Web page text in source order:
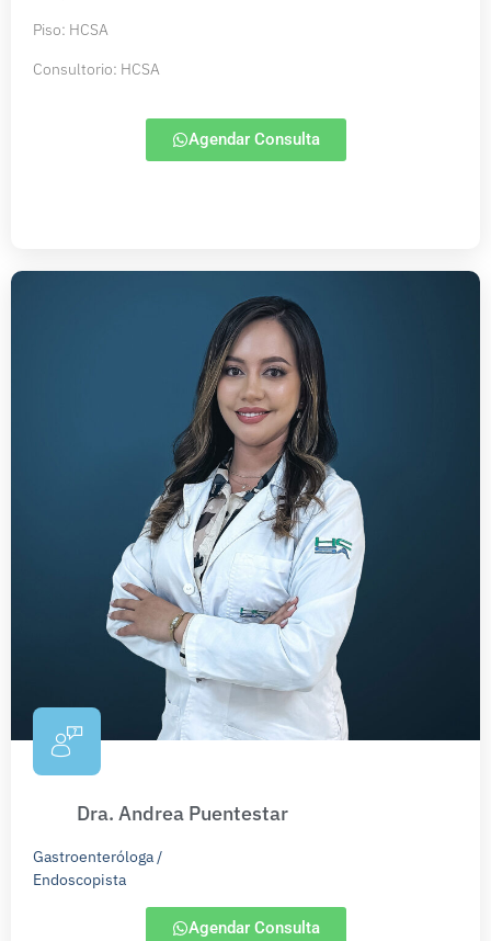
Piso: HCSA
Consultorio: HCSA
Agendar Consulta
Dra. Andrea Puentestar
Gastroenteróloga /
Endoscopista
Agendar Consulta